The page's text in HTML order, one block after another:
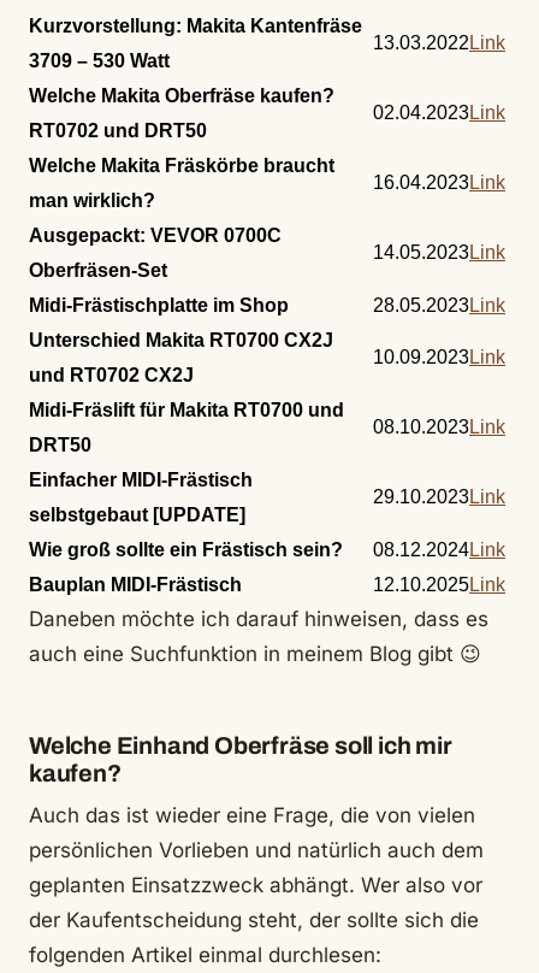
Kurzvorstellung: Makita Kantenfräse
3709 – 530 Watt
13.03.2022 Link
Welche Makita Oberfräse kaufen?
RT0702 und DRT50
02.04.2023Link
Welche Makita Fräskörbe braucht
man wirklich?
16.04.2023Link
Ausgepackt: VEVOR 0700C
Oberfräsen-Set
14.05.2023Link
Midi-Frästischplatte im Shop 28.05.2023Link
Unterschied Makita RT0700 CX2J
und RT0702 CX2J
10.09.2023Link
Midi-Fräslift für Makita RT0700 und
DRT50
08.10.2023Link
Einfacher MIDI-Frästisch
selbstgebaut [UPDATE]
29.10.2023Link
Wie groß sollte ein Frästisch sein? 08.12.2024Link
Bauplan MIDI-Frästisch
12.10.2025Link
Daneben möchte ich darauf hinweisen, dass es
auch eine Suchfunktion in meinem Blog gibt 😉
Welche Einhand Oberfräse soll ich mir
kaufen?
Auch das ist wieder eine Frage, die von vielen
persönlichen Vorlieben und natürlich auch dem
geplanten Einsatzzweck abhängt. Wer also vor
der Kaufentscheidung steht, der sollte sich die
folgenden Artikel einmal durchlesen: